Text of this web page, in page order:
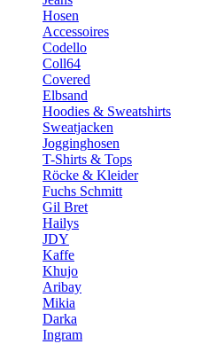
Hosen
Accessoires
Codello
Coll64
Covered
Elbsand
Hoodies & Sweatshirts
Sweatjacken
Jogginghosen
T-Shirts & Tops
Röcke & Kleider
Fuchs Schmitt
Gil Bret
Hailys
JDY
Kaffe
Khujo
Aribay
Mikia
Darka
Ingram